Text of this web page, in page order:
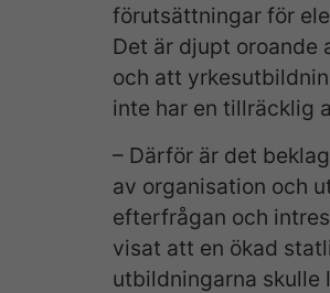
förutsättningar för
Det är djupt oroande
och att
inte har en tillräcklig
– Därför är det
av organisation och
efterfrågan och
visat att en ökad
utbildningarna skulle